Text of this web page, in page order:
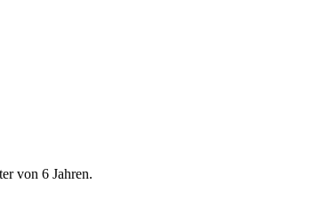
von 6 Jahren.